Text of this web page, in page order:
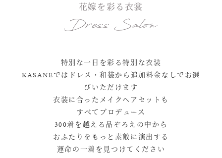
花嫁を彩る衣裳
Dress Salon
特別な一日を彩る特別な衣装
KASANEではドレス・和装から追加料金なしでお選
びいただけます
衣装に合ったメイクヘアセットも
すべてプロデュース
300着を越える品ぞろえの中から
おふたりをもっと素敵に演出する
運命の一着を見つけてください